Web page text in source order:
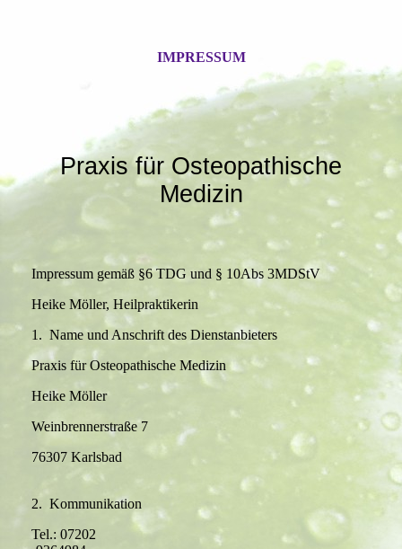
IMPRESSUM
Praxis für Osteopathische
Medizin
Impressum gemäß §6 TDG und § 10Abs 3MDStV
Heike Möller, Heilpraktikerin
1. Name und Anschrift des Dienstanbieters
Praxis für Osteopathische Medizin
Heike Möller
Weinbrennerstraße 7
76307 Karlsbad
2. Kommunikation
Tel.: 07202